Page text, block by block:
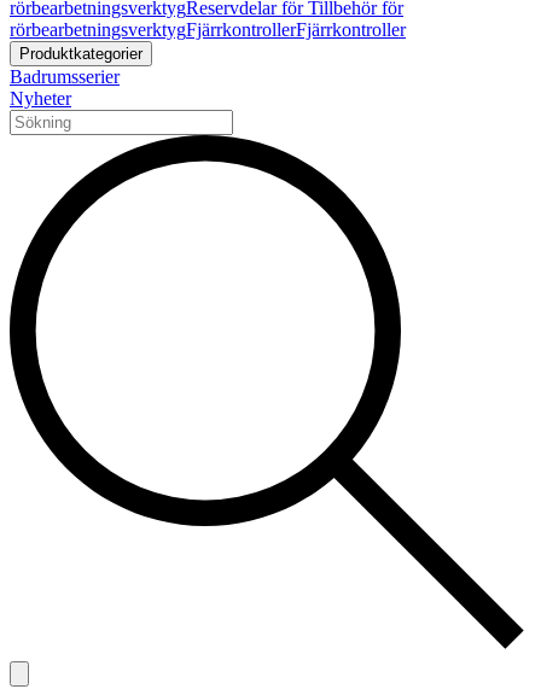
rörbearbetningsverktygReservdelar för Tillbehör för
rörbearbetningsverktygFjärrkontrollerFjärrkontroller
Produktkategorier
Badrumsserier
Nyheter